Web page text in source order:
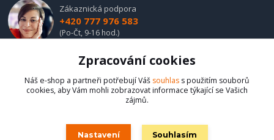
Zákaznická podpora
+420 777 976 583
(Po-Čt, 9-16 hod.)
obchod@hadladla.cz
Zpracování cookies
Náš e-shop a partneři potřebují Váš souhlas s použitím souborů
cookies, aby Vám mohli zobrazovat informace týkající se Vašich
zájmů.
Nastavení Souhlasím